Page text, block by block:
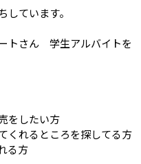
ています。
トさん 学生アルバイトを
をしたい方
くれるところを探してる方
る方